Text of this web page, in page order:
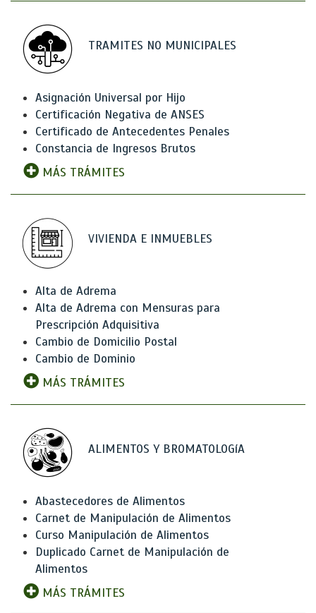
TRAMITES NO MUNICIPALES
Asignación Universal por Hijo
Certificación Negativa de ANSES
Certificado de Antecedentes Penales
Constancia de Ingresos Brutos
MÁS TRÁMITES
VIVIENDA E INMUEBLES
Alta de Adrema
Alta de Adrema con Mensuras para
Prescripción Adquisitiva
Cambio de Domicilio Postal
Cambio de Dominio
MÁS TRÁMITES
ALIMENTOS Y BROMATOLOGíA
Abastecedores de Alimentos
Carnet de Manipulación de Alimentos
Curso Manipulación de Alimentos
Duplicado Carnet de Manipulación de
Alimentos
MÁS TRÁMITES